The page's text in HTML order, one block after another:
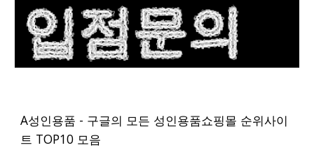
A성인용품 - 구글의 모든 성인용품쇼핑몰 순위사이
트 TOP10 모음